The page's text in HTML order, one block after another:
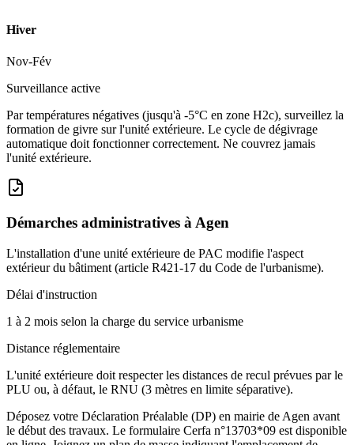
Hiver
Nov-Fév
Surveillance active
Par températures négatives (jusqu'à -5°C en zone H2c), surveillez la
formation de givre sur l'unité extérieure. Le cycle de dégivrage
automatique doit fonctionner correctement. Ne couvrez jamais
l'unité extérieure.
Démarches administratives àAgen
L'installation d'une unité extérieure de PAC modifie l'aspect
extérieur du bâtiment (article R421-17 du Code de l'urbanisme).
Délai d'instruction
1 à 2 mois selon la charge du service urbanisme
Distance réglementaire
L'unité extérieure doit respecter les distances de recul prévues par le
PLU ou, à défaut, le RNU (3 mètres en limite séparative).
Déposez votre Déclaration Préalable (DP) en mairie de Agen avant
le début des travaux. Le formulaire Cerfa n°13703*09 est disponible